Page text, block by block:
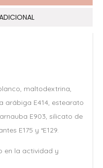
maltodextrina,
arábiga E414, estearato
E903, silicato de
E175 y *E129.
en la actividad y